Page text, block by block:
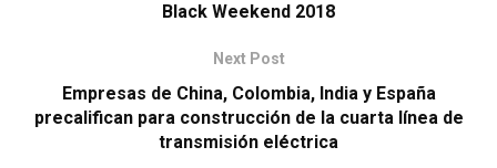
Black Weekend 2018
Next Post
Empresas de China, Colombia, India y España
precalifican para construcción de la cuarta línea de
transmisión eléctrica